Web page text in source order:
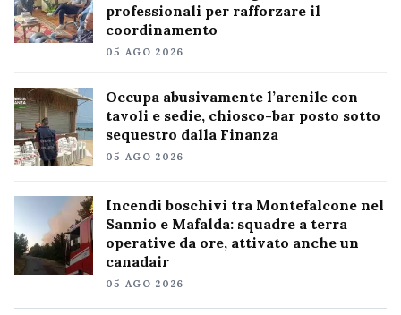
professionali per rafforzare il
coordinamento
05 AGO 2026
Occupa abusivamente l’arenile con
tavoli e sedie, chiosco-bar posto sotto
sequestro dalla Finanza
05 AGO 2026
Incendi boschivi tra Montefalcone nel
Sannio e Mafalda: squadre a terra
operative da ore, attivato anche un
canadair
05 AGO 2026